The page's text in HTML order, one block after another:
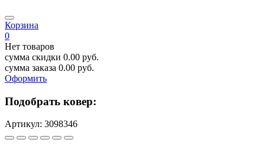
Корзина
0
Нет товаров
сумма скидки 0.00 руб.
сумма заказа 0.00 руб.
Оформить
Подобрать ковер:
Артикул: 3098346